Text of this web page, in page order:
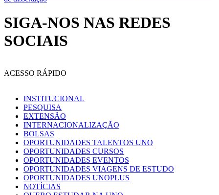
SIGA-NOS NAS REDES
SOCIAIS
ACESSO RÁPIDO
INSTITUCIONAL
PESQUISA
EXTENSÃO
INTERNACIONALIZAÇÃO
BOLSAS
OPORTUNIDADES TALENTOS UNO
OPORTUNIDADES CURSOS
OPORTUNIDADES EVENTOS
OPORTUNIDADES VIAGENS DE ESTUDO
OPORTUNIDADES UNOPLUS
NOTÍCIAS